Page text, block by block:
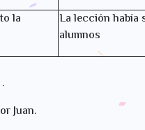
la
La lección había
alumnos
Juan.